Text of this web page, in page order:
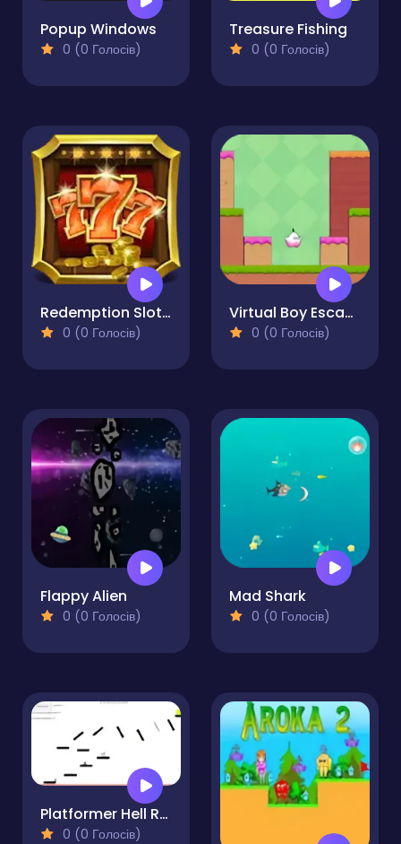
Popup Windows
0 (0 Голосів)
Treasure Fishing
0 (0 Голосів)
Redemption Slot Machine
0 (0 Голосів)
Virtual Boy Escape
0 (0 Голосів)
Flappy Alien
0 (0 Голосів)
Mad Shark
0 (0 Голосів)
Platformer Hell Reupload
0 (0 Голосів)